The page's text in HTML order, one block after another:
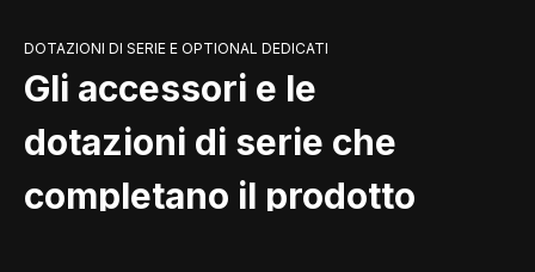
DOTAZIONI DI SERIE E OPTIONAL DEDICATI
Gli accessori e le
dotazioni di serie che
completano il prodotto